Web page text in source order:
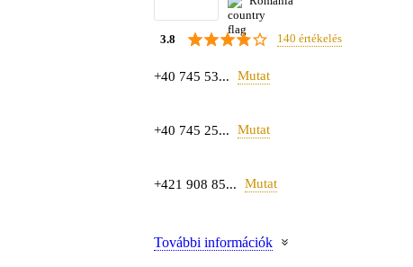
3.8 140 értékelés
+40 745 53... Mutat
+40 745 25... Mutat
+421 908 85... Mutat
További információk